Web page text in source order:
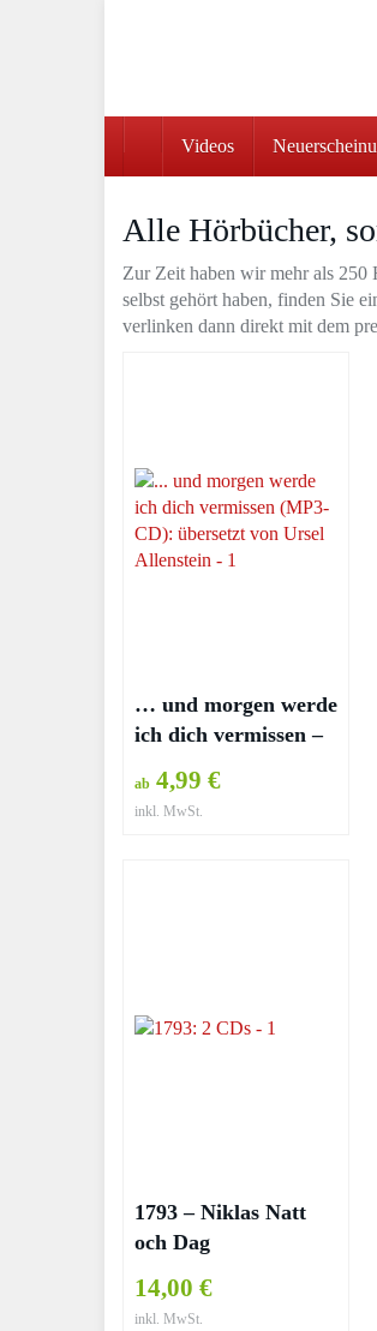
Videos
Alle Hörbücher,
Zur Zeit haben wir mehr als 250
selbst gehört haben, finden Sie
verlinken dann direkt mit dem
… und morgen werde
ich dich vermissen –
ab 4,99 €
inkl. MwSt.
1793 – Niklas Natt
och Dag
14,00 €
inkl. MwSt.